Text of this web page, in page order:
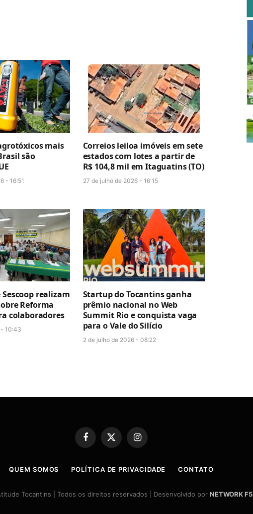
mais
são
- 16:51
Correios leiloa imóveis em sete
estados com lotes a partir de
R$ 104,8 mil em Itaguatins (TO)
27 de julho de 2026 - 16:15
realizam
Reforma
colaboradores
10:43
Startup do Tocantins ganha
prêmio nacional no Web
Summit Rio e conquista vaga
para o Vale do Silício
2 de julho de 2026 - 08:22
Facebook
X
(Twitter)
Instagram
QUEM SOMOS POLÍTICA DE PRIVACIDADE CONTATO
Tocantins | Todos os direitos reservados | Desenvolvido por NETWORK F5